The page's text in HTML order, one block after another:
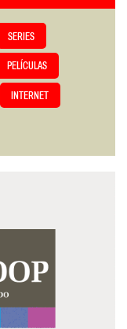
SERIES
PELÍCULAS
INTERNET